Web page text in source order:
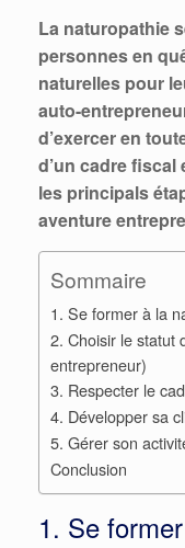
La naturopathie
personnes en
naturelles pour
auto-
d’exercer en
d’un cadre
les principals
aventure
Sommaire
1. Se former à la
2. Choisir le statut
entrepreneur)
3. Respecter le
4. Développer sa
5. Gérer son
Conclusion
1. Se